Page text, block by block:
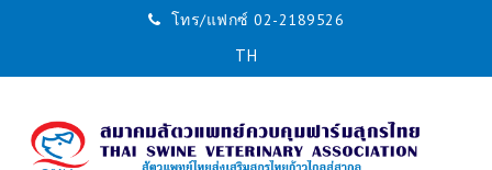
โทร/แฟกซ์ 02-2189526
TH